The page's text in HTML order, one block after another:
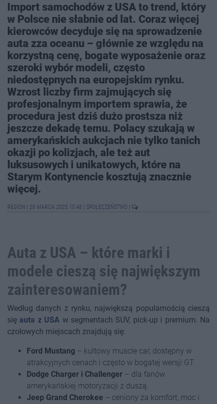
Import samochodów z USA to trend, który
w Polsce nie słabnie od lat. Coraz więcej
kierowców decyduje się na sprowadzenie
auta zza oceanu – głównie ze względu na
korzystną cenę, bogate wyposażenie oraz
szeroki wybór modeli, często
niedostępnych na europejskim rynku.
Wzrost liczby firm zajmujących się
profesjonalnym importem sprawia, że
procedura jest dziś dużo prostsza niż
jeszcze dekadę temu. Polacy szukają w
amerykańskich aukcjach nie tylko tanich
okazji po kolizjach, ale też aut
luksusowych i unikatowych, które na
Starym Kontynencie kosztują znacznie
więcej.
REGION 28 MARCA 2025 10:48 SPOŁECZEŃSTWO
Auta z USA – które marki i
modele cieszą się największym
zainteresowaniem?
Według danych z rynku, największą popularnością cieszą
się auta z USA w segmentach SUV, pick-up i premium. Na
czołowych miejscach znajdują się:
Ford Mustang – kultowy muscle car, dostępny w
atrakcyjnych cenach i często w bogatej wersji GT.
Dodge Charger i Challenger – dla fanów
amerykańskiej motoryzacji z duszą.
Jeep Grand Cherokee – ceniony za komfort, moc i